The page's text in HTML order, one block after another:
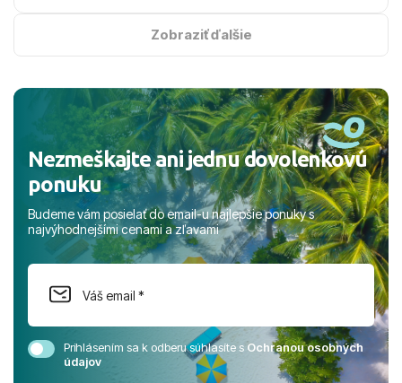
s hviezdičkou. ​Už teraz sa tešíme, kam s nami vyrazíte
Zobraziť ďalšie
Nezmeškajte ani jednu dovolenkovú
ponuku
Budeme vám posielať do email-u najlepšie ponuky s
najvýhodnejšími cenami a zľavami
Prihlásením sa k odberu súhlasíte sOchranou osobných
údajov